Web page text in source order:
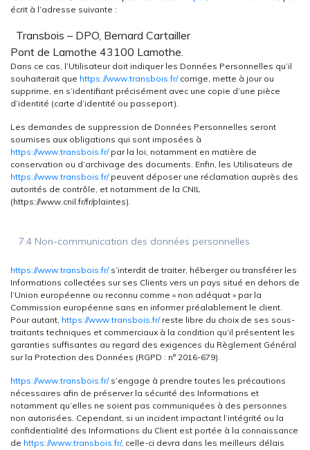
écrit à l’adresse suivante :
Transbois – DPO, Bernard Cartailler
Pont de Lamothe 43100 Lamothe.
Dans ce cas, l’Utilisateur doit indiquer les Données Personnelles qu’il
souhaiterait que https://www.transbois.fr/corrige, mette à jour ou
supprime, en s’identifiant précisément avec une copie d’une pièce
d’identité (carte d’identité ou passeport).
Les demandes de suppression de Données Personnelles seront
soumises aux obligations qui sont imposées à
https://www.transbois.fr/par la loi, notamment en matière de
conservation ou d’archivage des documents. Enfin, les Utilisateurs de
https://www.transbois.fr/peuvent déposer une réclamation auprès des
autorités de contrôle, et notamment de la CNIL
(https://www.cnil.fr/fr/plaintes).
7.4 Non-communication des données personnelles
https://www.transbois.fr/s’interdit de traiter, héberger ou transférer les
Informations collectées sur ses Clients vers un pays situé en dehors de
l’Union européenne ou reconnu comme « non adéquat » par la
Commission européenne sans en informer préalablement le client.
Pour autant, https://www.transbois.fr/reste libre du choix de ses sous-
traitants techniques et commerciaux à la condition qu’il présentent les
garanties suffisantes au regard des exigences du Règlement Général
sur la Protection des Données (RGPD : n° 2016-679).
https://www.transbois.fr/s’engage à prendre toutes les précautions
nécessaires afin de préserver la sécurité des Informations et
notamment qu’elles ne soient pas communiquées à des personnes
non autorisées. Cependant, si un incident impactant l’intégrité ou la
confidentialité des Informations du Client est portée à la connaissance
de https://www.transbois.fr/, celle-ci devra dans les meilleurs délais